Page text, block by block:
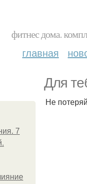
фитнес дома.
главная
Для
7
Не